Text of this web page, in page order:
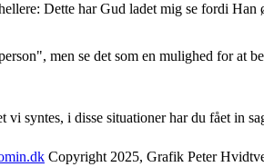
Dette har Gud ladet mig se fordi
men se det som en mulighed for at
syntes, i disse situationer har du fået in
Copyright 2025, Grafik Peter